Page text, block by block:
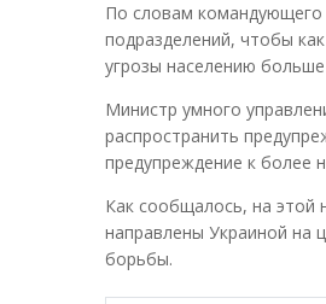
По словам командующего
подразделений, чтобы
угрозы населению
Министр умного
распространить
предупреждение к более
Как сообщалось, на этой
направлены Украиной на
борьбы.